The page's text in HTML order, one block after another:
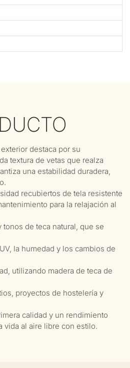
destaca por su
textura de vetas que realza
una estabilidad duradera,
recubiertos de tela resistente
para la relajación al
de teca natural, que se
la humedad y los cambios de
utilizando madera de teca de
proyectos de hostelería y
calidad y un rendimiento
vida al aire libre con estilo.